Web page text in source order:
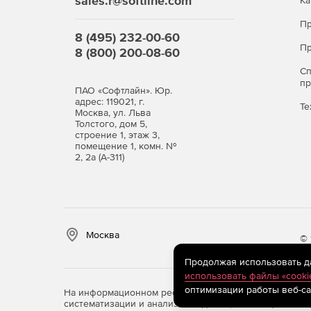
8 (495) 232-00-60
8 (800) 200-08-60
ПАО «Софтлайн». Юр.
адрес: 119021, г.
Москва, ул. Льва
Толстого, дом 5,
строение 1, этаж 3,
помещение 1, комн. №
2, 2а (А-311)
Москва ©
На информационном ресурсе store.softline.ru
систематизации и анализа сведений, относящихся
Продолжая использовать
использовать файлы
оптимизации работы веб-